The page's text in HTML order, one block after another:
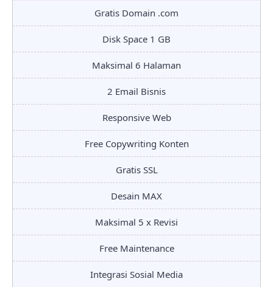
Gratis Domain .com
Disk Space 1 GB
Maksimal 6 Halaman
2 Email Bisnis
Responsive Web
Free Copywriting Konten
Gratis SSL
Desain MAX
Maksimal 5 x Revisi
Free Maintenance
Integrasi Sosial Media